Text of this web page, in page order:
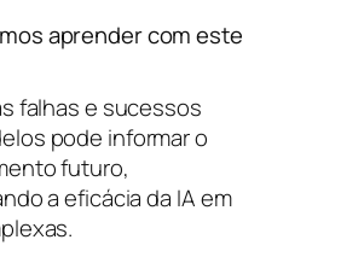
aprender com este
falhas e sucessos
pode informar o
futuro,
a eficácia da IA em